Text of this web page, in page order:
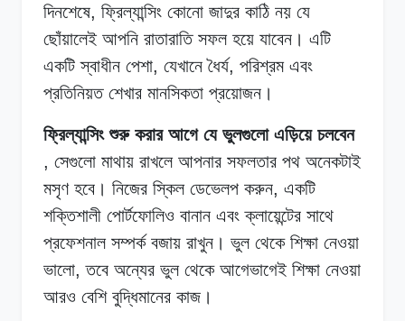
দিনশেষে, ফ্রিল্যান্সিং কোনো জাদুর কাঠি নয় যে
ছোঁয়ালেই আপনি রাতারাতি সফল হয়ে যাবেন। এটি
একটি স্বাধীন পেশা, যেখানে ধৈর্য, পরিশ্রম এবং
প্রতিনিয়ত শেখার মানসিকতা প্রয়োজন।
ফ্রিল্যান্সিং শুরু করার আগে যে ভুলগুলো এড়িয়ে চলবেন
, সেগুলো মাথায় রাখলে আপনার সফলতার পথ অনেকটাই
মসৃণ হবে। নিজের স্কিল ডেভেলপ করুন, একটি
শক্তিশালী পোর্টফোলিও বানান এবং ক্লায়েন্টের সাথে
প্রফেশনাল সম্পর্ক বজায় রাখুন। ভুল থেকে শিক্ষা নেওয়া
ভালো, তবে অন্যের ভুল থেকে আগেভাগেই শিক্ষা নেওয়া
আরও বেশি বুদ্ধিমানের কাজ।